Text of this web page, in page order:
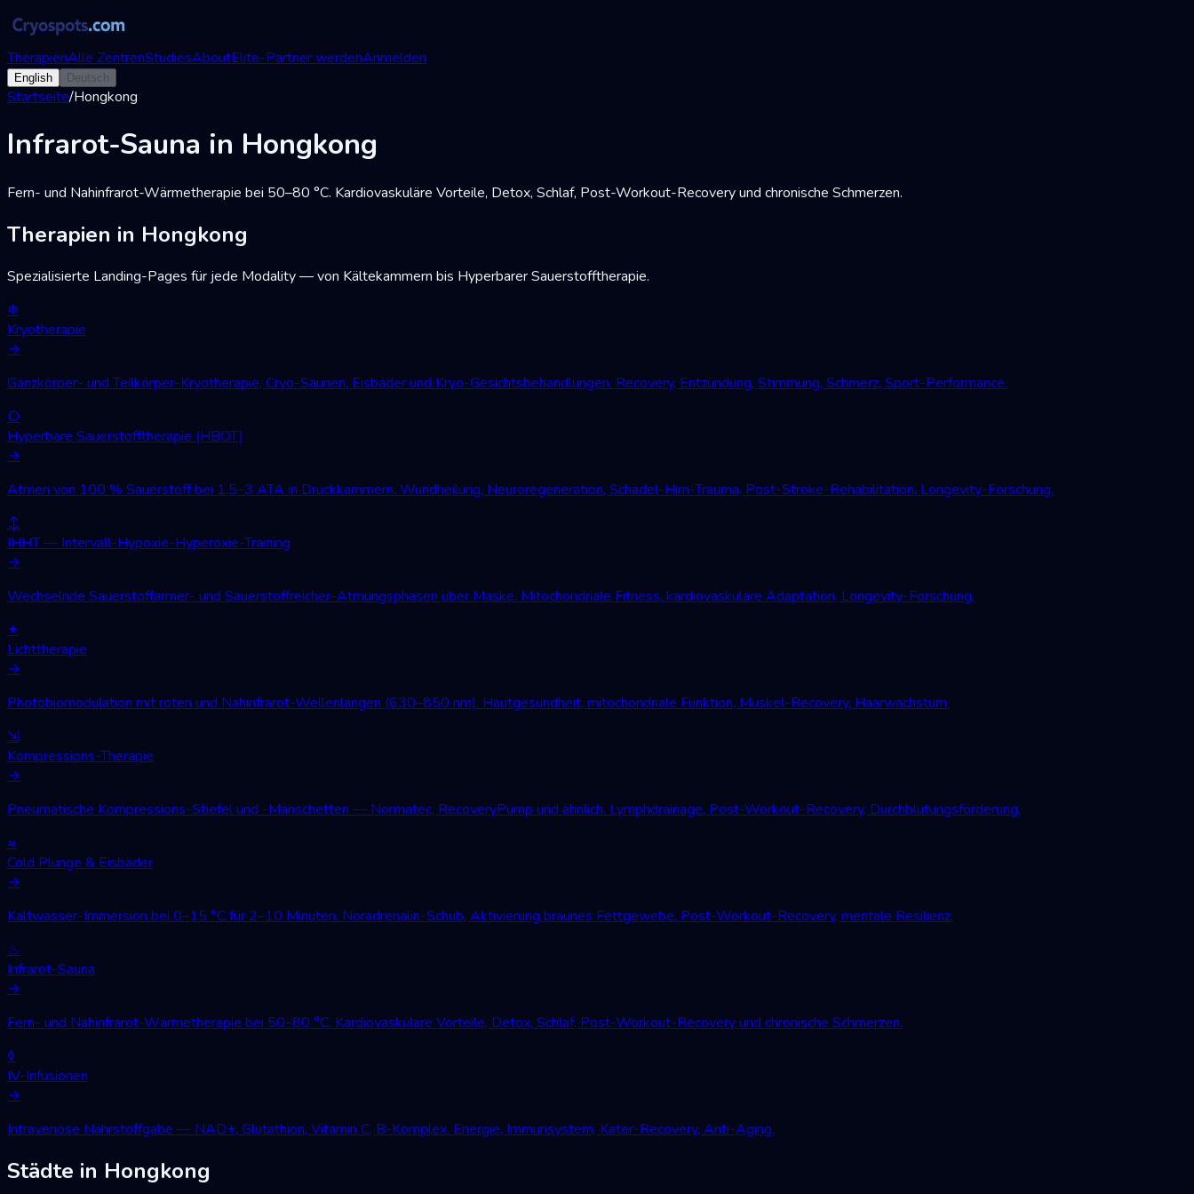
TherapienAlle ZentrenStudiesAboutElite-Partner werdenAnmelden
English Deutsch
Startseite/Hongkong
Infrarot-Sauna in Hongkong
Fern- und Nahinfrarot-Wärmetherapie bei 50–80 °C. Kardiovaskuläre Vorteile, Detox, Schlaf, Post-Workout-Recovery und chronische Schmerzen.
Therapien in Hongkong
Spezialisierte Landing-Pages für jede Modality — von Kältekammern bis Hyperbarer Sauerstofftherapie.
❄
Kryotherapie
→
Ganzkörper- und Teilkörper-Kryotherapie, Cryo-Saunen, Eisbäder und Kryo-Gesichtsbehandlungen. Recovery, Entzündung, Stimmung, Schmerz, Sport-Performance.
○
Hyperbare Sauerstofftherapie (HBOT)
→
Atmen von 100 % Sauerstoff bei 1,5–3 ATA in Druckkammern. Wundheilung, Neuroregeneration, Schädel-Hirn-Trauma, Post-Stroke-Rehabilitation, Longevity-Forschung.
↕
IHHT — Intervall-Hypoxie-Hyperoxie-Training
→
Wechselnde Sauerstoffarmer- und Sauerstoffreicher-Atmungsphasen über Maske. Mitochondriale Fitness, kardiovaskuläre Adaptation, Longevity-Forschung.
✦
Lichttherapie
→
Photobiomodulation mit roten und Nahinfrarot-Wellenlängen (630–850 nm). Hautgesundheit, mitochondriale Funktion, Muskel-Recovery, Haarwachstum.
⇲
Kompressions-Therapie
→
Pneumatische Kompressions-Stiefel und -Manschetten — Normatec, RecoveryPump und ähnlich. Lymphdrainage, Post-Workout-Recovery, Durchblutungsförderung.
≈
Cold Plunge & Eisbäder
→
Kaltwasser-Immersion bei 0–15 °C für 2–10 Minuten. Noradrenalin-Schub, Aktivierung braunes Fettgewebe, Post-Workout-Recovery, mentale Resilienz.
♨
Infrarot-Sauna
→
Fern- und Nahinfrarot-Wärmetherapie bei 50–80 °C. Kardiovaskuläre Vorteile, Detox, Schlaf, Post-Workout-Recovery und chronische Schmerzen.
◊
IV-Infusionen
→
Intravenöse Nährstoffgabe — NAD+, Glutathion, Vitamin C, B-Komplex. Energie, Immunsystem, Kater-Recovery, Anti-Aging.
Städte in Hongkong